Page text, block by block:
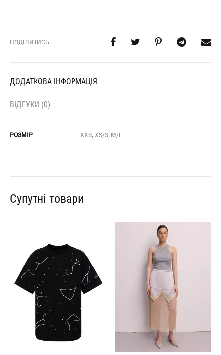
ПОДІЛИТИСЬ
ДОДАТКОВА ІНФОРМАЦІЯ
ВІДГУКИ (0)
РОЗМІР XXS, XS/S, M/L
Супутні товари